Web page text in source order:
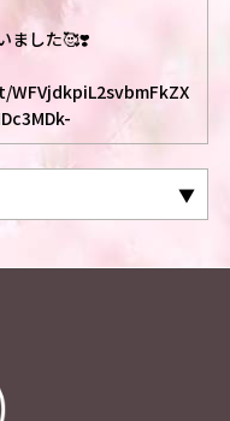
ました🥰❣️